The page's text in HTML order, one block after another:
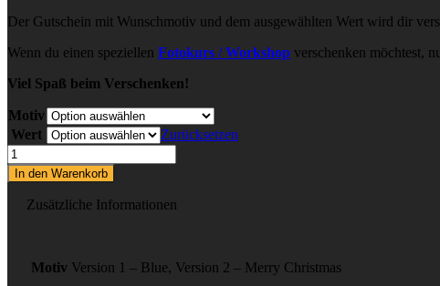
Der Gutschein mit Wunschmotiv und dem ausgewählten Wert wird dir
Wenn du einen speziellen Fotokurs / Workshop verschenken möchtest,
Viel Spaß beim Verschenken!
Motiv
Wert
Zurücksetzen
Wertgutschein
Menge
In den Warenkorb
Zusätzliche Informationen
Motiv Version 1 – Blue, Version 2 – Merry Christmas